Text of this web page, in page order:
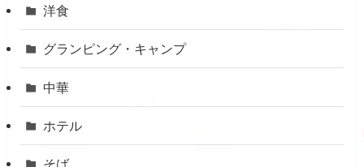
洋食
グランピング・キャンプ
中華
ホテル
そば